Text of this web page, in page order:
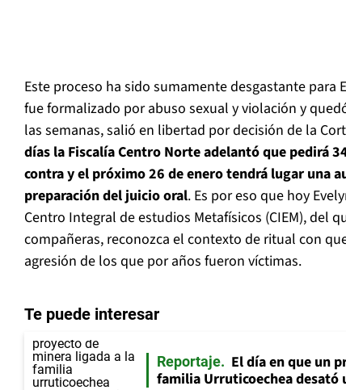
Este proceso ha sido sumamente desgastante para
fue formalizado por abuso sexual y violación y
las semanas, salió en libertad por decisión de la
días la Fiscalía Centro Norte adelantó que pedirá
contra y el próximo 26 de enero tendrá lugar una
preparación del juicio oral. Es por eso que hoy
Centro Integral de estudios Metafísicos (CIEM), del
compañeras, reconozca el contexto de ritual con
agresión de los que por años fueron víctimas.
Te puede interesar
Reportaje
El día en que un
familia Urruticoechea desató